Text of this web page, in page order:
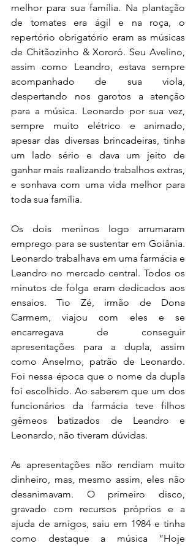
melhor para sua família. Na plantação
de tomates era ágil e na roça, o
repertório obrigatório eram as músicas
de Chitãozinho & Xororó. Seu Avelino,
assim como Leandro, estava sempre
acompanhado de sua viola,
despertando nos garotos a atenção
para a música. Leonardo por sua vez,
sempre muito elétrico e animado,
apesar das diversas brincadeiras, tinha
um lado sério e dava um jeito de
ganhar mais realizando trabalhos extras,
e sonhava com uma vida melhor para
toda sua família.
Os dois meninos logo arrumaram
emprego para se sustentar em Goiânia.
Leonardo trabalhava em uma farmácia e
Leandro no mercado central. Todos os
minutos de folga eram dedicados aos
ensaios. Tio Zé, irmão de Dona
Carmem, viajou com eles e se
encarregava de conseguir
apresentações para a dupla, assim
como Anselmo, patrão de Leonardo.
Foi nessa época que o nome da dupla
foi escolhido. Ao saberem que um dos
funcionários da farmácia teve filhos
gêmeos batizados de Leandro e
Leonardo, não tiveram dúvidas.
As apresentações não rendiam muito
dinheiro, mas, mesmo assim, eles não
desanimavam. O primeiro disco,
gravado com recursos próprios e a
ajuda de amigos, saiu em 1984 e tinha
como destaque a música “Hoje